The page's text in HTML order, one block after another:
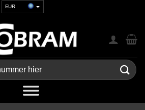
EUR
GBP
CHF
UAH